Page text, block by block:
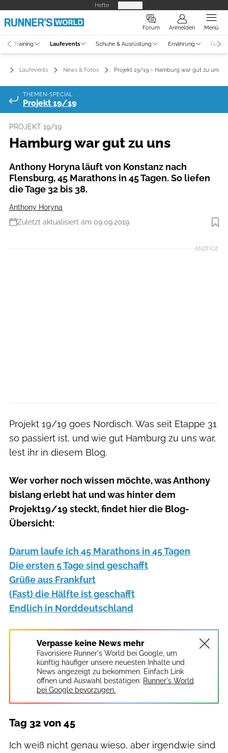
Hefte
Forum Anmelden Menü
Training Laufevents Schuhe & Ausrüstung Ernährung
Laufevents News & Fotos Projekt 19/19 – Hamburg war gut zu uns
THEMEN-SPECIAL
Projekt 19/19
PROJEKT 19/19
Hamburg war gut zu uns
Anthony Horyna läuft von Konstanz nach
Flensburg, 45 Marathons in 45 Tagen. So liefen
die Tage 32 bis 38.
Anthony Horyna
Zuletzt aktualisiert am 09.09.2019
Foto: Renz Rotteveel
ANZEIGE
Projekt 19/19 goes Nordisch. Was seit Etappe 31
so passiert ist, und wie gut Hamburg zu uns war,
lest ihr in diesem Blog.
Wer vorher noch wissen möchte, was Anthony
bislang erlebt hat und was hinter dem
Projekt19/19 steckt, findet hier die Blog-
Übersicht:
Darum laufe ich 45 Marathons in 45 Tagen
Die ersten 5 Tage sind geschafft
Grüße aus Frankfurt
(Fast) die Hälfte ist geschafft
Endlich in Norddeutschland
Verpasse keine News mehr
Favorisiere Runner's World bei Google, um
künftig häufiger unsere neuesten Inhalte und
News angezeigt zu bekommen. Einfach Link
öffnen und Auswahl bestätigen: Runner's World
bei Google bevorzugen.
Tag 32 von 45
Ich weiß nicht genau wieso, aber irgendwie sind